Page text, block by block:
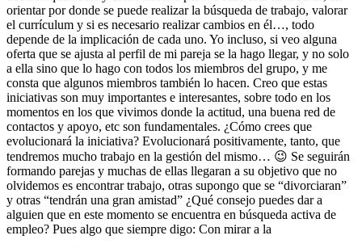
orientar por donde se puede realizar la búsqueda de trabajo, valorar
el currículum y si es necesario realizar cambios en él…, todo
depende de la implicación de cada uno. Yo incluso, si veo alguna
oferta que se ajusta al perfil de mi pareja se la hago llegar, y no solo
a ella sino que lo hago con todos los miembros del grupo, y me
consta que algunos miembros también lo hacen. Creo que estas
iniciativas son muy importantes e interesantes, sobre todo en los
momentos en los que vivimos donde la actitud, una buena red de
contactos y apoyo, etc son fundamentales. ¿Cómo crees que
evolucionará la iniciativa? Evolucionará positivamente, tanto, que
tendremos mucho trabajo en la gestión del mismo… 😉 Se seguirán
formando parejas y muchas de ellas llegaran a su objetivo que no
olvidemos es encontrar trabajo, otras supongo que se “divorciaran”
y otras “tendrán una gran amistad” ¿Qué consejo puedes dar a
alguien que en este momento se encuentra en búsqueda activa de
empleo? Pues algo que siempre digo: Con mirar a la